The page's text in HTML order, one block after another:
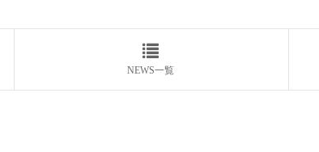
NEWS一覧